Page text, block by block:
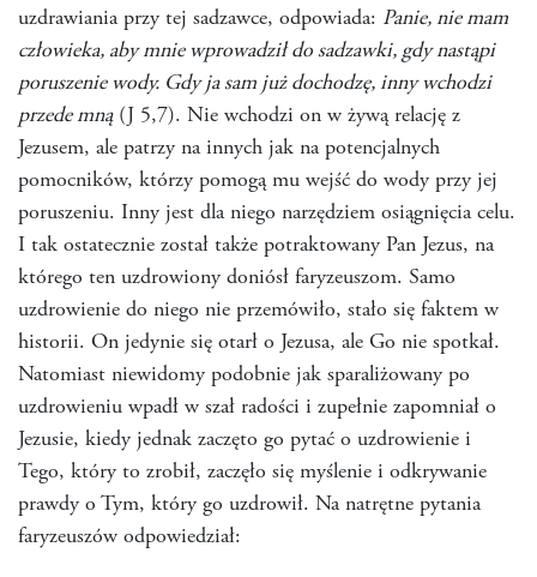
uzdrawiania przy tej sadzawce, odpowiada: Panie, nie mam
człowieka, aby mnie wprowadził do sadzawki, gdy nastąpi
poruszenie wody. Gdy ja sam już dochodzę, inny wchodzi
przede mną(J 5,7). Nie wchodzi on w żywą relację z
Jezusem, ale patrzy na innych jak na potencjalnych
pomocników, którzy pomogą mu wejść do wody przy jej
poruszeniu. Inny jest dla niego narzędziem osiągnięcia celu.
I tak ostatecznie został także potraktowany Pan Jezus, na
którego ten uzdrowiony doniósł faryzeuszom. Samo
uzdrowienie do niego nie przemówiło, stało się faktem w
historii. On jedynie się otarł o Jezusa, ale Go nie spotkał.
Natomiast niewidomy podobnie jak sparaliżowany po
uzdrowieniu wpadł w szał radości i zupełnie zapomniał o
Jezusie, kiedy jednak zaczęto go pytać o uzdrowienie i
Tego, który to zrobił, zaczęło się myślenie i odkrywanie
prawdy o Tym, który go uzdrowił. Na natrętne pytania
faryzeuszów odpowiedział: